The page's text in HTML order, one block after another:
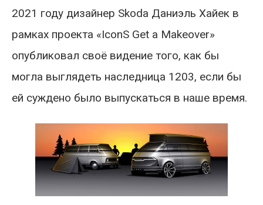
2021 году дизайнер Skoda Даниэль Хайек в
рамках проекта «IconS Get a Makeover»
опубликовал своё видение того, как бы
могла выглядеть наследница 1203, если бы
ей суждено было выпускаться в наше время.